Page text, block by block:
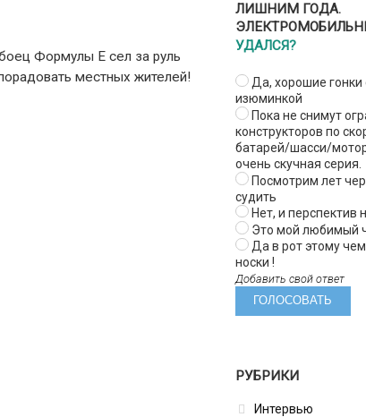
Формулы Е сел за руль
местных жителей!
ЛИШНИМ ГОДА.
УДАЛСЯ?
Да, хорошие гонки
изюминкой
Пока не снимут
конструкторов по
батарей/шасси/
очень скучная серия.
Посмотрим лет
судить
Нет, и перспектив
Это мой любимый
Да в рот этому
носки !
Добавить свой ответ
РУБРИКИ
Интервью